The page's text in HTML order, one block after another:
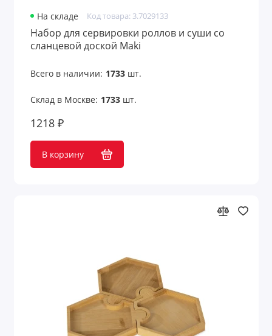
На складе Код товара: 3.7029133
Набор для сервировки роллов и суши со
сланцевой доской Maki
Всего в наличии: 1733шт.
Склад в Москве: 1733шт.
1218 ₽
В корзину